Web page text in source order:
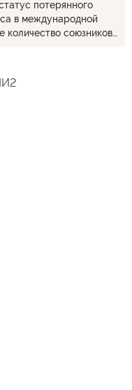
потерянного
в международной
союзников
принципу мы